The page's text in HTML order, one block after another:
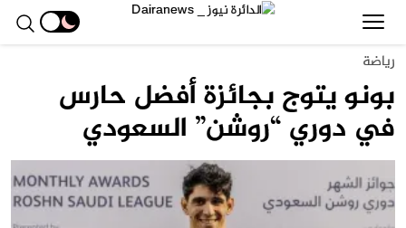
رياضة
بونو يتوج بجائزة أفضل حارس
في دوري “روشن” السعودي